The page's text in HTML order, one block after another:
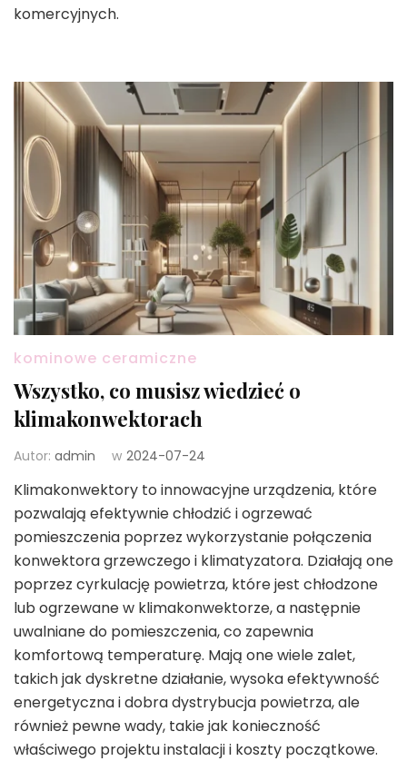
komercyjnych.
kominowe ceramiczne
Wszystko, co musisz wiedzieć o
klimakonwektorach
Autor: admin w 2024-07-24
Klimakonwektory to innowacyjne urządzenia, które
pozwalają efektywnie chłodzić i ogrzewać
pomieszczenia poprzez wykorzystanie połączenia
konwektora grzewczego i klimatyzatora. Działają one
poprzez cyrkulację powietrza, które jest chłodzone
lub ogrzewane w klimakonwektorze, a następnie
uwalniane do pomieszczenia, co zapewnia
komfortową temperaturę. Mają one wiele zalet,
takich jak dyskretne działanie, wysoka efektywność
energetyczna i dobra dystrybucja powietrza, ale
również pewne wady, takie jak konieczność
właściwego projektu instalacji i koszty początkowe.